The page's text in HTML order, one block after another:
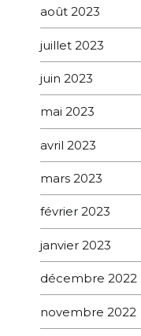
août 2023
juillet 2023
juin 2023
mai 2023
avril 2023
mars 2023
février 2023
janvier 2023
décembre 2022
novembre 2022